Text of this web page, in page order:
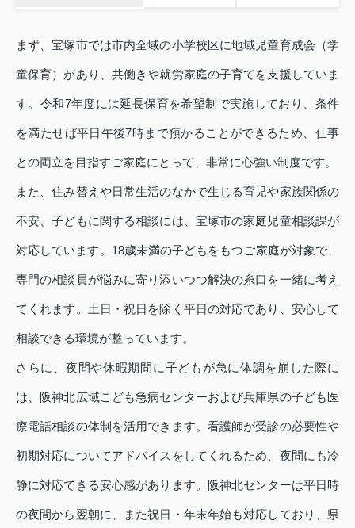
まず、宝塚市では市内全域の小学校区に地域児童育成会（学
童保育）があり、共働きや就労家庭の子育てを支援していま
す。令和7年度には延長保育を希望制で実施しており、条件
を満たせば平日午後7時まで預かることができるため、仕事
との両立を目指すご家庭にとって、非常に心強い制度です。
また、住み替えや日常生活のなかで生じる育児や家族関係の
不安、子どもに関する相談には、宝塚市の家庭児童相談課が
対応しています。18歳未満の子どもをもつご家庭が対象で、
専門の相談員が悩みに寄り添いつつ解決の糸口を一緒に考え
てくれます。土日・祝日を除く平日の対応であり、安心して
相談できる環境が整っています。
さらに、夜間や休暇期間に子どもが急に体調を崩した際に
は、阪神北広域こども急病センターおよび兵庫県の子ども医
療電話相談の体制を活用できます。看護師が受診の必要性や
初期対応についてアドバイスをしてくれるため、夜間にも冷
静に対応できる安心感があります。阪神北センターは平日時
の夜間から翌朝に、また祝日・年末年始も対応しており、県